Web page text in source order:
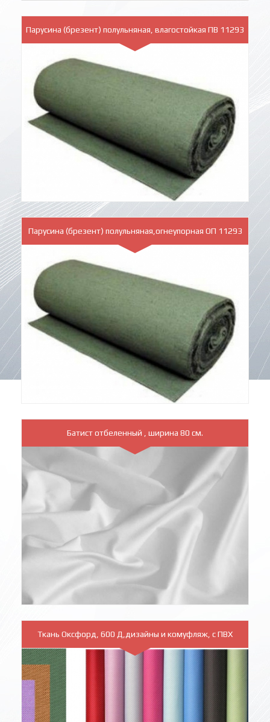
Парусина (брезент) полульняная, влагостойкая ПВ 11293
Парусина (брезент) полульняная,огнеупорная ОП 11293
Батист отбеленный , ширина 80 см.
Ткань Оксфорд, 600 Д,дизайны и комуфляж, с ПВХ